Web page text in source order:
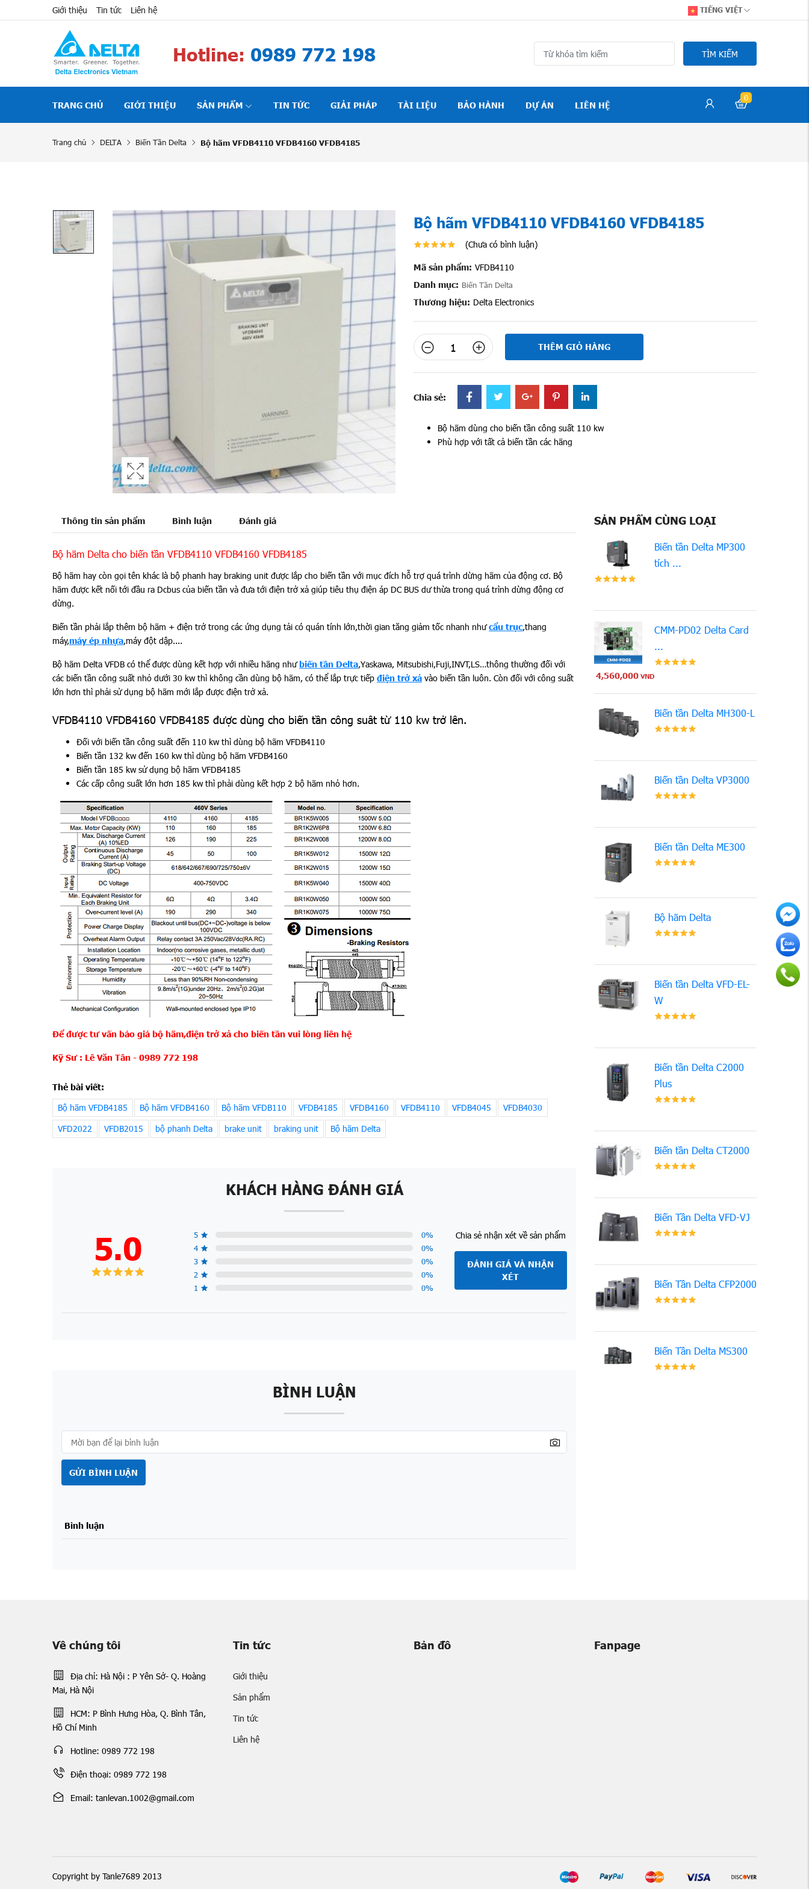
Giới thiệu Tin tức Liên hệ TIẾNG VIỆT
Hotline: 0989 772 198 TÌM KIẾM
TRANG CHỦ GIỚI THIỆU SẢN PHẨM TIN TỨC GIẢI PHÁP TÀI LIỆU BẢO HÀNH DỰ ÁN LIÊN HỆ
0
Trang chủ DELTA Biến Tần Delta Bộ hãm VFDB4110 VFDB4160 VFDB4185
Bộ hãm VFDB4110 VFDB4160 VFDB4185
(Chưa có bình luận)
Mã sản phẩm: VFDB4110
Danh mục: Biến Tần Delta
Thương hiệu: Delta Electronics
THÊM GIỎ HÀNG
Chia sẻ:
Bộ hãm dùng cho biến tần công suất 110 kw
Phù hợp với tất cả biến tần các hãng
Thông tin sản phẩm Bình luận Đánh giá
Bộ hãm Delta cho biến tần VFDB4110 VFDB4160 VFDB4185
Bộ hãm hay còn gọi tên khác là bộ phanh hay braking unit được lắp cho biến tần với mục đích hỗ trợ quá trình dừng hãm của động cơ. Bộ
hãm được kết nối tới đầu ra Dcbus của biến tần và đưa tới điện trở xả giúp tiêu thụ điện áp DC BUS dư thừa trong quá trình dừng động cơ
dừng.
Biến tần phải lắp thêm bộ hãm + điện trở trong các ứng dụng tải có quán tính lớn,thời gian tăng giảm tốc nhanh nhưcẩu trục,thang
máy,máy ép nhựa,máy đột dập....
Bộ hãm Delta VFDB có thể được dùng kết hợp với nhiều hãng như biến tần Delta,Yaskawa, Mitsubishi,Fuji,INVT,LS…thông thường đối với
các biến tần công suất nhỏ dưới 30 kw thì không cần dùng bộ hãm, có thể lắp trực tiếp điện trở xả vào biến tần luôn. Còn đối với công suất
lớn hơn thì phải sử dụng bộ hãm mới lắp được điện trở xả.
VFDB4110 VFDB4160 VFDB4185 được dùng cho biến tần công suât từ 110 kw trở lên.
Đối với biến tần công suất đến 110 kw thì dùng bộ hãm VFDB4110
Biến tần 132 kw đến 160 kw thì dùng bộ hãm VFDB4160
Biến tần 185 kw sử dụng bộ hãm VFDB4185
Các cấp công suất lớn hơn 185 kw thì phải dùng kết hợp 2 bộ hãm nhỏ hơn.
Để được tư vấn báo giá bộ hãm,điện trở xả cho biến tần vui lòng liên hệ
Kỹ Sư : Lê Văn Tân - 0989 772 198
Thẻ bài viết:
Bộ hãm VFDB4185 Bộ hãm VFDB4160 Bộ hãm VFDB110 VFDB4185 VFDB4160 VFDB4110 VFDB4045
VFDB4030
VFD2022
VFDB2015 bộ phanh Delta brake unit braking unit Bộ hãm Delta
KHÁCH HÀNG ĐÁNH GIÁ
5.0 5 0%
4
0%
3
0%
2
0%
1
0%
Chia sẻ nhận xét về sản phẩm
ĐÁNH GIÁ VÀ NHẬN
XÉT
BÌNH LUẬN
GỬI BÌNH LUẬN
Bình luận
SẢN PHẨM CÙNG LOẠI
Biến tần Delta MP300
tích ...
CMM-PD02 Delta Card
...
4,560,000 VND
Biến tần Delta MH300-L
Biến tần Delta VP3000
Biến tần Delta ME300
Bộ hãm Delta
Biến tần Delta VFD-EL-
W
Biến tần Delta C2000
Plus
Biến tần Delta CT2000
Biến Tần Delta VFD-VJ
Biến Tần Delta CFP2000
Biến Tần Delta MS300
Về chúng tôi
Địa chỉ: Hà Nội : P Yên Sở- Q. Hoàng
Mai, Hà Nội
HCM: P Bình Hưng Hòa, Q. Bình Tân,
Hồ Chí Minh
Hotline: 0989 772 198
Điện thoại: 0989 772 198
Email: tanlevan.1002@gmail.com
Tin tức
Giới thiệu
Sản phẩm
Tin tức
Liên hệ
Bản đồ Fanpage
Copyright by Tanle7689 2013